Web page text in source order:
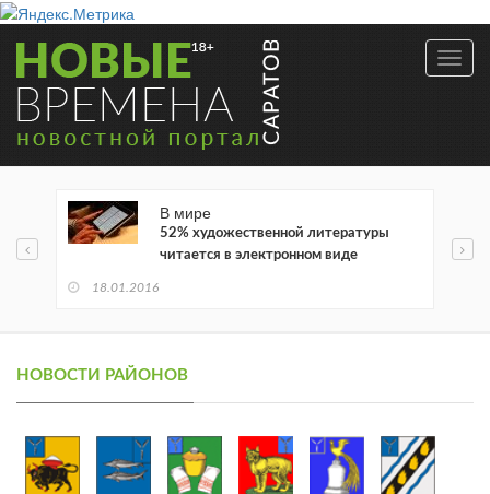
В мире
52% художественной литературы
читается в электронном виде
18.01.2016
НОВОСТИ РАЙОНОВ